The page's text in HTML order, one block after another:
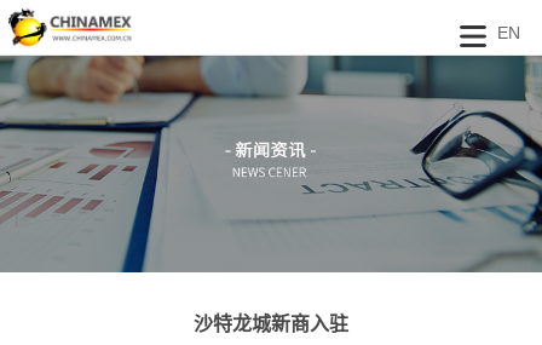
EN
沙特龙城新商入驻